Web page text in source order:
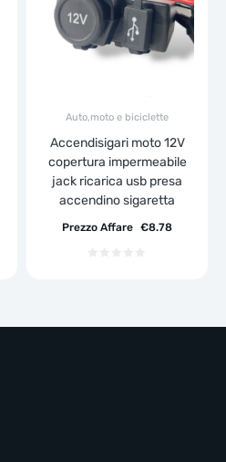
Auto,moto e biciclette
Accendisigari moto 12V
copertura impermeabile
jack ricarica usb presa
accendino sigaretta
€8.78
Prezzo Affare